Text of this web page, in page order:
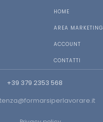
HOME
AREA MARKETING
ACCOUNT
CONTATTI
+39 379 2353 568